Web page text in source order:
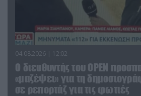
04.08.2026 | 12:02
O διευθυντής του OPEN
«μαζέψει» για τη
σε ρεπορτάζ για τις φωτιές